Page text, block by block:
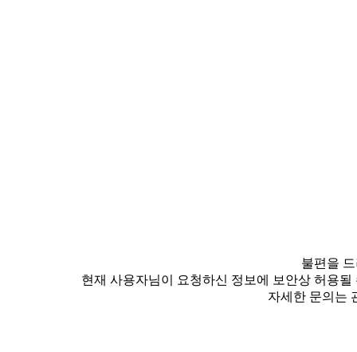
불편을
현재 사용자님이 요청하신 정보에 보안상 허용
자세한 문의는